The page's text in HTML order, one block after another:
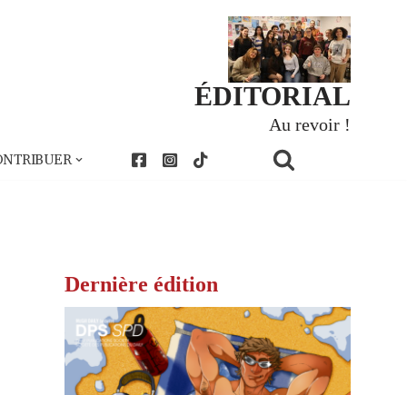
ÉDITORIAL
Au revoir !
Dernière édition